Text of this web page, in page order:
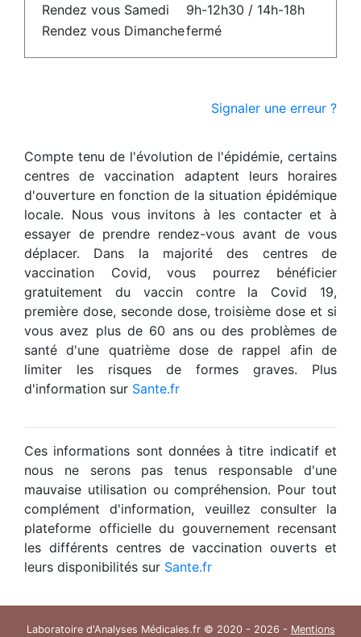
Rendez vous Samedi
9h-12h30 / 14h-18h
Rendez vous Dimanchefermé
Signaler une erreur ?
Compte tenu de l'évolution de l'épidémie, certains
centres de vaccination adaptent leurs horaires
d'ouverture en fonction de la situation épidémique
locale. Nous vous invitons à les contacter et à
essayer de prendre rendez-vous avant de vous
déplacer. Dans la majorité des centres de
vaccination Covid, vous pourrez bénéficier
gratuitement du vaccin contre la Covid 19,
première dose, seconde dose, troisième dose et si
vous avez plus de 60 ans ou des problèmes de
santé d'une quatrième dose de rappel afin de
limiter les risques de formes graves. Plus
d'information sur Sante.fr
Ces informations sont données à titre indicatif et
nous ne serons pas tenus responsable d'une
mauvaise utilisation ou compréhension. Pour tout
complément d'information, veuillez consulter la
plateforme officielle du gouvernement recensant
les différents centres de vaccination ouverts et
leurs disponibilités sur Sante.fr
Laboratoire d'Analyses Médicales.fr © 2020 - 2026 - Mentions